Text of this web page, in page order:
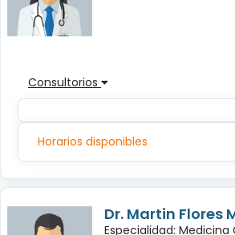
Consultorios
Horarios disponibles
Dr. Martin Flores
Especialidad: Medicina